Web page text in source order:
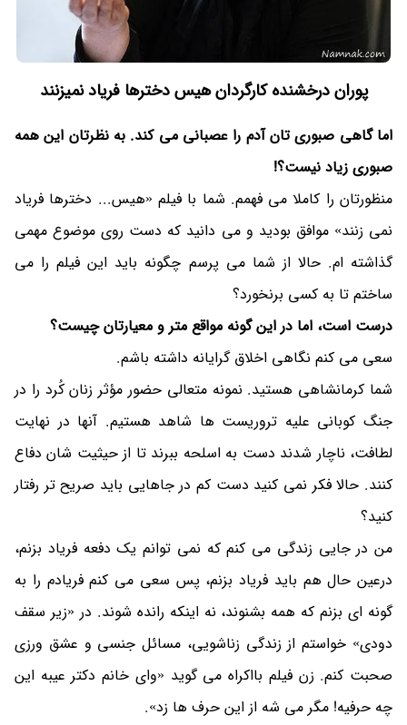
پوران درخشنده کارگردان هیس دخترها فریاد نمیزنند
اما گاهی صبوری تان آدم را عصبانی می کند. به نظرتان این همه
صبوری زیاد نیست؟!
منظورتان را کاملا می فهمم. شما با فیلم «هیس... دخترها فریاد
نمی زنند» موافق بودید و می دانید که دست روی موضوع مهمی
گذاشته ام. حالا از شما می پرسم چگونه باید این فیلم را می
ساختم تا به کسی برنخورد؟
درست است، اما در این گونه مواقع متر و معیارتان چیست؟
سعی می کنم نگاهی اخلاق گرایانه داشته باشم.
شما کرمانشاهی هستید. نمونه متعالی حضور مؤثر زنان کُرد را در
جنگ کوبانی علیه تروریست ها شاهد هستیم. آنها در نهایت
لطافت، ناچار شدند دست به اسلحه ببرند تا از حیثیت شان دفاع
کنند. حالا فکر نمی کنید دست کم در جاهایی باید صریح تر رفتار
کنید؟
من در جایی زندگی می کنم که نمی توانم یک دفعه فریاد بزنم،
درعین حال هم باید فریاد بزنم، پس سعی می کنم فریادم را به
گونه ای بزنم که همه بشنوند، نه اینکه رانده شوند. در «زیر سقف
دودی» خواستم از زندگی زناشویی، مسائل جنسی و عشق ورزی
صحبت کنم. زن فیلم بااکراه می گوید «وای خانم دکتر عیبه این
چه حرفیه! مگر می شه از این حرف ها زد».